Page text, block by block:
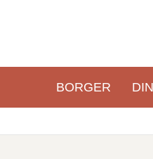
Primær
BORGER